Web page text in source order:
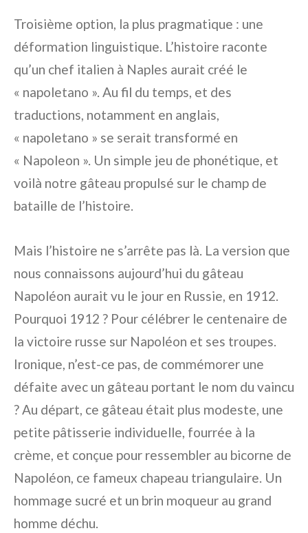
Troisième option, la plus pragmatique : une
déformation linguistique. L’histoire raconte
qu’un chef italien à Naples aurait créé le
« napoletano ». Au fil du temps, et des
traductions, notamment en anglais,
« napoletano » se serait transformé en
« Napoleon ». Un simple jeu de phonétique, et
voilà notre gâteau propulsé sur le champ de
bataille de l’histoire.
Mais l’histoire ne s’arrête pas là. La version que
nous connaissons aujourd’hui du gâteau
Napoléon aurait vu le jour en Russie, en 1912.
Pourquoi 1912 ? Pour célébrer le centenaire de
la victoire russe sur Napoléon et ses troupes.
Ironique, n’est-ce pas, de commémorer une
défaite avec un gâteau portant le nom du vaincu
? Au départ, ce gâteau était plus modeste, une
petite pâtisserie individuelle, fourrée à la
crème, et conçue pour ressembler au bicorne de
Napoléon, ce fameux chapeau triangulaire. Un
hommage sucré et un brin moqueur au grand
homme déchu.